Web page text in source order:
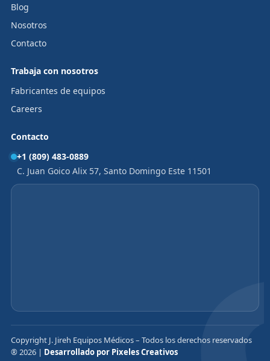
Blog
Nosotros
Contacto
Trabaja con nosotros
Fabricantes de equipos
Careers
Contacto
+1 (809) 483-0889
C. Juan Goico Alix 57, Santo Domingo Este 11501
Copyright J. Jireh Equipos Médicos – Todos los derechos reservados
® 2026 | Desarrollado por Pixeles Creativos